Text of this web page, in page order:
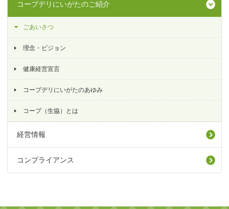
コープデリにいがたのご紹介
ごあいさつ
理念・ビジョン
健康経営宣言
コープデリにいがたのあゆみ
コープ（生協）とは
経営情報
コンプライアンス